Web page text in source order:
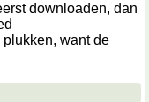
downloaden, dan
want de